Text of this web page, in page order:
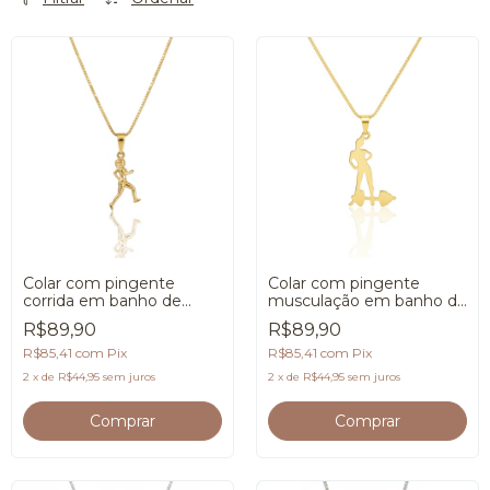
Colar com pingente
corrida em banho de
Ouro 18K
R$89,90
R$85,41 com Pix
2 x de R$44,95 sem juros
Colar com pingente
musculação em banho de
Ouro 18K
R$89,90
R$85,41 com Pix
2 x de R$44,95 sem juros